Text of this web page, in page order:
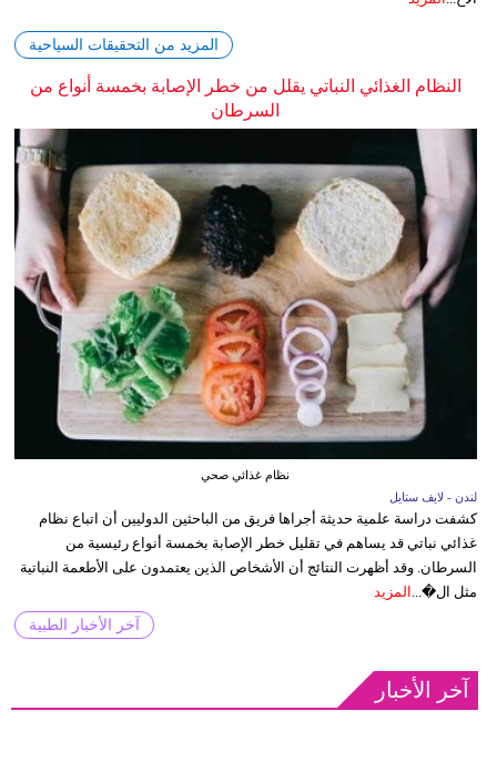
المزيد من التحقيقات السياحية
النظام الغذائي النباتي يقلل من خطر الإصابة بخمسة أنواع من
السرطان
نظام غذائي صحي
لندن - لايف ستايل
كشفت دراسة علمية حديثة أجراها فريق من الباحثين الدوليين أن اتباع نظام
غذائي نباتي قد يساهم في تقليل خطر الإصابة بخمسة أنواع رئيسية من
السرطان. وقد أظهرت النتائج أن الأشخاص الذين يعتمدون على الأطعمة النباتية
مثل ال�...
المزيد
آخر الأخبار الطبية
آخر الأخبار